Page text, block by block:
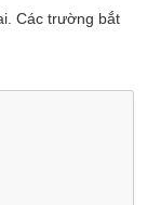
Các trường bắt